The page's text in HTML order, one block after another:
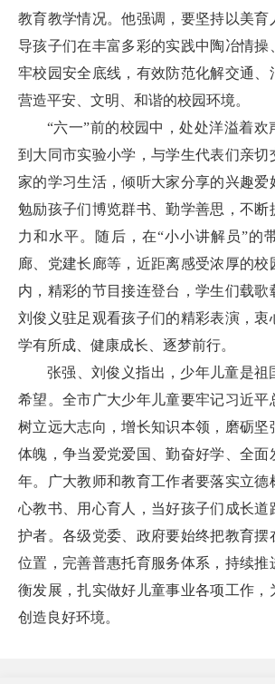
教育教学情况。他强调，要坚持以美育
导孩子们在丰富多彩的实践中陶冶情操
牢校园安全底线，有效防范化解交通、
营造平安、文明、和谐的校园环境。
“六一”前的校园中，处处洋溢着欢
到大同市实验小学，与学生代表们亲切
家的学习生活，倾听大家分享的兴趣爱
勉励孩子们博览群书、勤学善思，不断
力和水平。随后，在“小小讲解员”的
廊、党建长廊等，近距离感受浓厚的校
内，精彩的节目接连登台，学生们载歌
刘俊义驻足观看孩子们的精彩表演，衷
学有所成、健康成长、逐梦前行。
张强、刘俊义指出，少年儿童是祖
希望。全市广大少年儿童要牢记习近平
树立远大志向，增长知识本领，磨砺坚
体魄，争当爱党爱国、勤奋好学、全面
年。广大教师和教育工作者要落实立德
心教书、用心育人，当好孩子们成长道
护者。各级党委、政府要始终把教育摆
位置，完善普惠托育服务体系，持续推
衡发展，扎实做好儿童事业各项工作，
创造良好环境。